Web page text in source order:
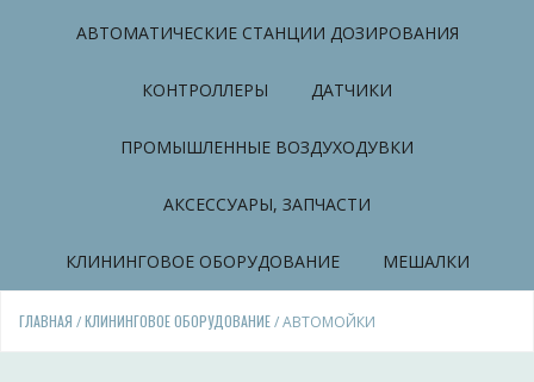
АВТОМАТИЧЕСКИЕ СТАНЦИИ ДОЗИРОВАНИЯ
КОНТРОЛЛЕРЫ ДАТЧИКИ
ПРОМЫШЛЕННЫЕ ВОЗДУХОДУВКИ
АКСЕССУАРЫ, ЗАПЧАСТИ
КЛИНИНГОВОЕ ОБОРУДОВАНИЕ МЕШАЛКИ
ГЛАВНАЯ /КЛИНИНГОВОЕ ОБОРУДОВАНИЕ/ АВТОМОЙКИ